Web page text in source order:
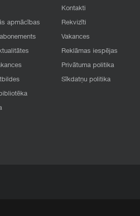
apmācības
Kontakti
Rekvizīti
Vakances
Reklāmas iespējas
Privātuma politika
Sīkdatņu politika